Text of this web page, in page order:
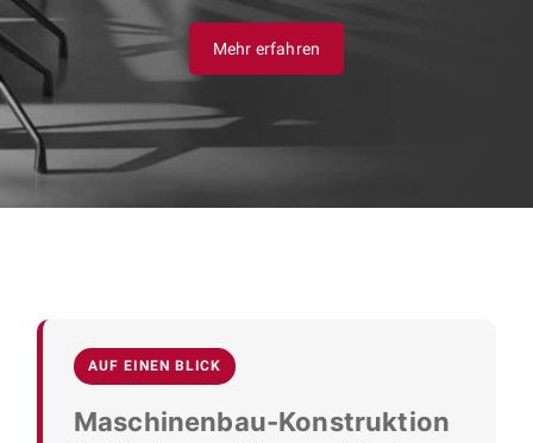
Mehr erfahren
AUF EINEN BLICK
Maschinenbau-Konstruktion